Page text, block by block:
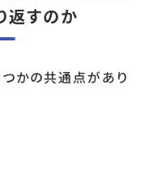
返すのか
つかの共通点があり